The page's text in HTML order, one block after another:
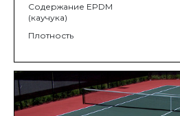
Содержание EPDM
(каучука)
Плотность